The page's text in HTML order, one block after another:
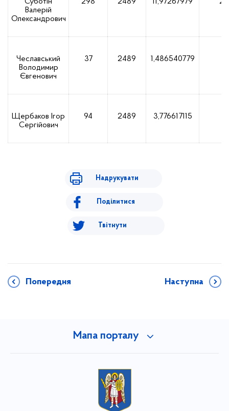
Валерій
Олександрович
Чеславський
Володимир
Євгенович
37 2489 1,486540779
Щербаков Ігор
Сергійович
94 2489 3,776617115
Надрукувати
Поділитися
Твітнути
Попередня Наступна
Мапа порталу